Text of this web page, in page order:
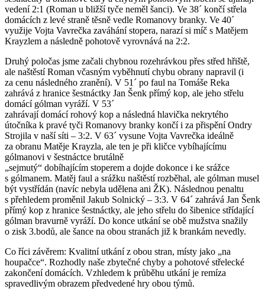
vedení 2:1 (Roman u bližší tyče neměl šanci). Ve 38´ končí střela
domácích z levé straně těsně vedle Romanovy branky. Ve 40´
využije Vojta Vavrečka zaváhání stopera, narazí si míč s Matějem
Krayzlem a následně pohotově vyrovnává na 2:2.
Druhý poločas jsme začali chybnou rozehrávkou přes střed hřiště,
ale naštěstí Roman včasným vyběhnutí chybu obrany napravil (i
za cenu následného zranění). V 51´ po faul na Tomáše Reka
zahrává z hranice šestnáctky Jan Šenk přímý kop, ale jeho střelu
domácí gólman vyráží. V 53´
zahrávají domácí rohový kop a následná hlavička nekrytého
útočníka k pravé tyči Romanovy branky končí i za přispění Ondry
Strojila v naší síti – 3:2. V 63´ vysune Vojta Vavrečka ideálně
za obranu Matěje Krayzla, ale ten je při kličce vybíhajícímu
gólmanovi v šestnáctce brutálně
„sejmutý“ dobíhajícím stoperem a dojde dokonce i ke srážce
s gólmanem. Matěj faul a srážku naštěstí rozběhal, ale gólman musel
být vystřídán (navíc nebyla udělena ani ŽK). Následnou penaltu
s přehledem proměnil Jakub Solnický – 3:3. V 64´ zahrává Jan Šenk
přímý kop z hranice šestnáctky, ale jeho střelu do šibenice střídající
gólman bravurně vyráží. Do konce utkání se obě mužstva snažily
o zisk 3.bodů, ale šance na obou stranách již k brankám nevedly.
Co říci závěrem: Kvalitní utkání z obou stran, místy jako „na
houpačce“. Rozhodly naše zbytečné chyby a pohotové střelecké
zakončení domácích. Vzhledem k průběhu utkání je remíza
spravedlivým obrazem předvedené hry obou týmů.